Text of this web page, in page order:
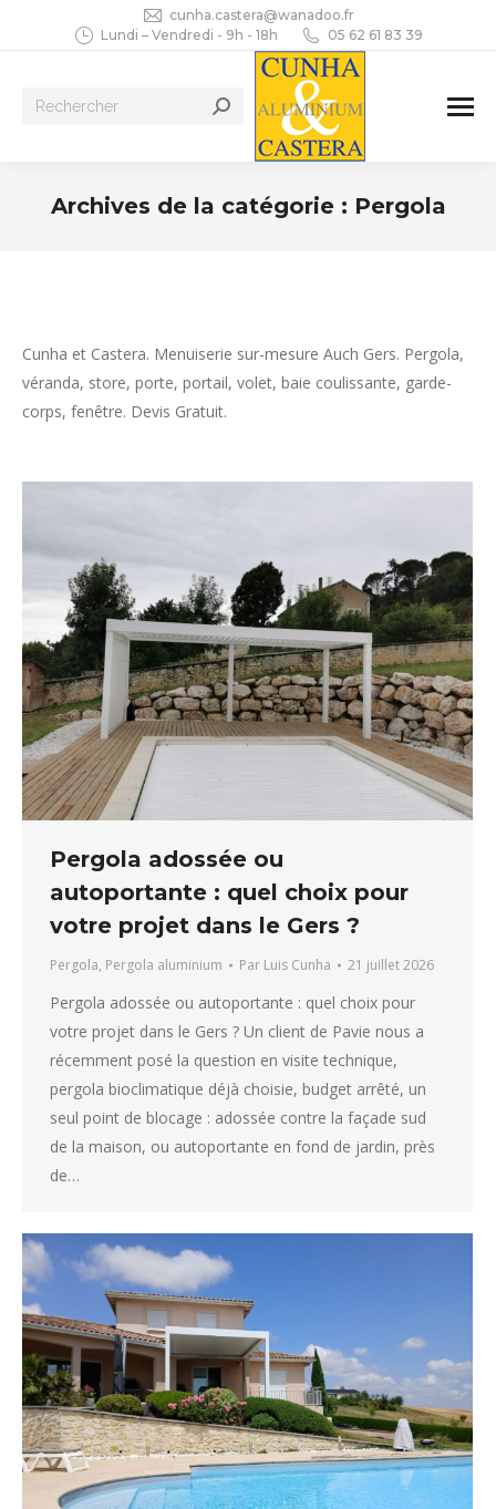
cunha.castera@wanadoo.fr
Lundi – Vendredi - 9h - 18h
05 62 61 83 39
Recherche
Archives de la catégorie : Pergola
Cunha et Castera. Menuiserie sur-mesure Auch Gers. Pergola,
véranda, store, porte, portail, volet, baie coulissante, garde-
corps, fenêtre. Devis Gratuit.
Pergola adossée ou
autoportante : quel choix pour
votre projet dans le Gers ?
Pergola, Pergola aluminium Par Luis Cunha 21 juillet 2026
Pergola adossée ou autoportante : quel choix pour
votre projet dans le Gers ? Un client de Pavie nous a
récemment posé la question en visite technique,
pergola bioclimatique déjà choisie, budget arrêté, un
seul point de blocage : adossée contre la façade sud
de la maison, ou autoportante en fond de jardin, près
de…